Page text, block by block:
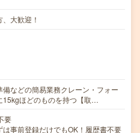
大歓迎！
などの簡易業務クレーン・フォー
15kgほどのものを持つ【取…
要
事前登録だけでもOK！履歴書不要